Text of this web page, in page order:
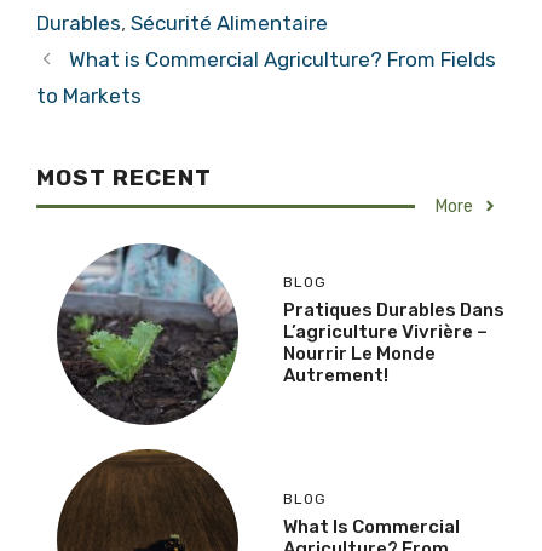
Durables, Sécurité Alimentaire
What is Commercial Agriculture? From Fields
to Markets
MOST RECENT
More
BLOG
Pratiques Durables Dans
L’agriculture Vivrière –
Nourrir Le Monde
Autrement!
BLOG
What Is Commercial